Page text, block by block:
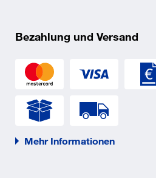
Bezahlung und Versand
Mehr Informationen